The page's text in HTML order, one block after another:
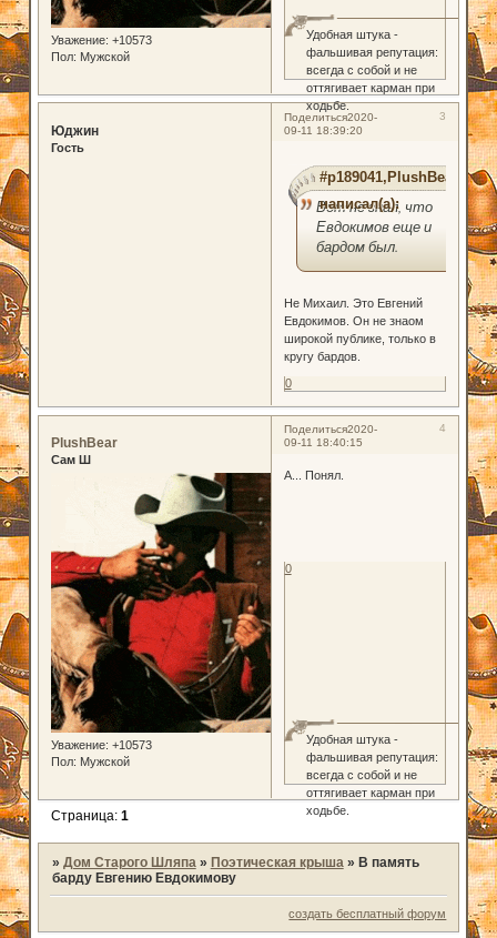
Уважение: +10573
Пол: Мужской
Удобная штука -
фальшивая репутация:
всегда с собой и не
оттягивает карман при
ходьбе.
Поделиться 3
2020-
09-11 18:39:20
Юджин
Гость
#p189041,PlushBear
написал(а):
Вот не знал, что
Евдокимов еще и
бардом был.
Не Михаил. Это Евгений
Евдокимов. Он не знаом
широкой публике, только в
кругу бардов.
0
Поделиться 4
2020-
09-11 18:40:15
PlushBear
Сам Ш
Уважение: +10573
Пол: Мужской
А... Понял.
Удобная штука -
фальшивая репутация:
всегда с собой и не
оттягивает карман при
ходьбе.
0
Страница: 1
» Дом Старого Шляпа » Поэтическая крыша » В память
барду Евгению Евдокимову
создать бесплатный форум